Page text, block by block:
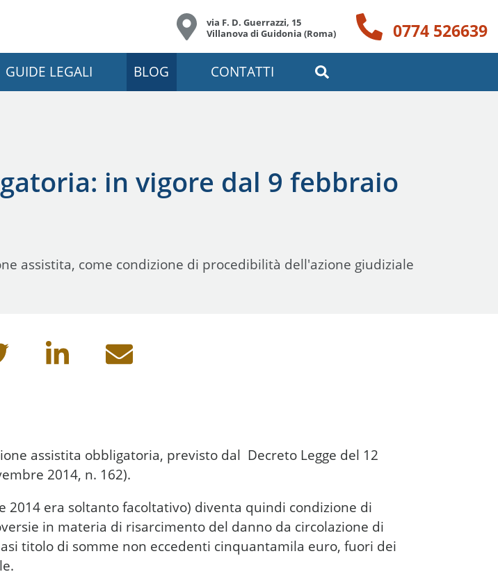
via F. D. Guerrazzi, 15
Villanova di Guidonia (Roma)
0774 526639
GUIDE LEGALI BLOG CONTATTI
in vigore dal 9 febbraio
assistita, come condizione di procedibilità dell'azione giudiziale
assistita obbligatoria, previsto dal Decreto Legge del 12
2014, n. 162).
era soltanto facoltativo) diventa quindi condizione di
in materia di risarcimento del danno da circolazione di
titolo di somme non eccedenti cinquantamila euro, fuori dei